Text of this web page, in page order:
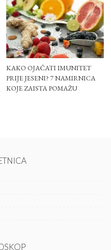
KAKO OJAČATI IMUNITET
PRIJE JESENI? 7 NAMIRNICA
KOJE ZAISTA POMAŽU